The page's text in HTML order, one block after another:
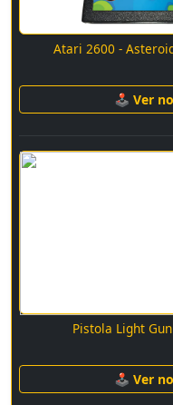
Atari 2600 -
🕹 Ver
Pistola Light
🕹 Ver